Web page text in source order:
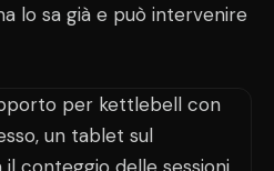
lo sa già e può intervenire